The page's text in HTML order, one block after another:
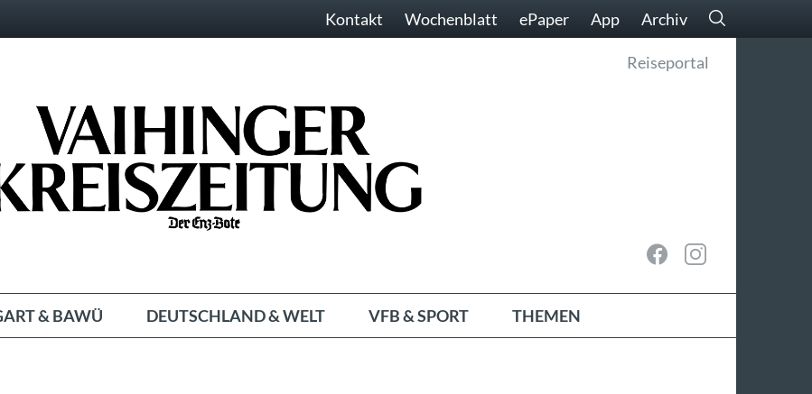
Kontakt Wochenblatt ePaper App Archiv
Reiseportal
& BAWÜ DEUTSCHLAND & WELT VFB & SPORT THEMEN